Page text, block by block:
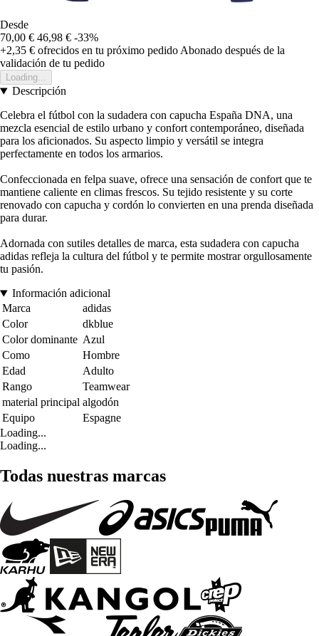
Desde
70,00 € 46,98 € -33%
+2,35 € ofrecidos en tu próximo pedido Abonado después de la
validación de tu pedido
Loading...
Descripción
Celebra el fútbol con la sudadera con capucha España DNA, una
mezcla esencial de estilo urbano y confort contemporáneo, diseñada
para los aficionados. Su aspecto limpio y versátil se integra
perfectamente en todos los armarios.
Confeccionada en felpa suave, ofrece una sensación de confort que te
mantiene caliente en climas frescos. Su tejido resistente y su corte
renovado con capucha y cordón lo convierten en una prenda diseñada
para durar.
Adornada con sutiles detalles de marca, esta sudadera con capucha
adidas refleja la cultura del fútbol y te permite mostrar orgullosamente
tu pasión.
Información adicional
Marca
adidas
Color
dkblue
Color dominante Azul
Como
Hombre
Edad
Adulto
Rango
Teamwear
material principal algodón
Equipo
Espagne
Loading...
Loading...
Todas nuestras marcas